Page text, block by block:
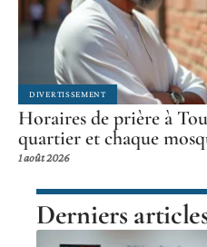
DIVERTISSEMENT
Horaires de prière à
quartier et chaque
1 août 2026
Derniers